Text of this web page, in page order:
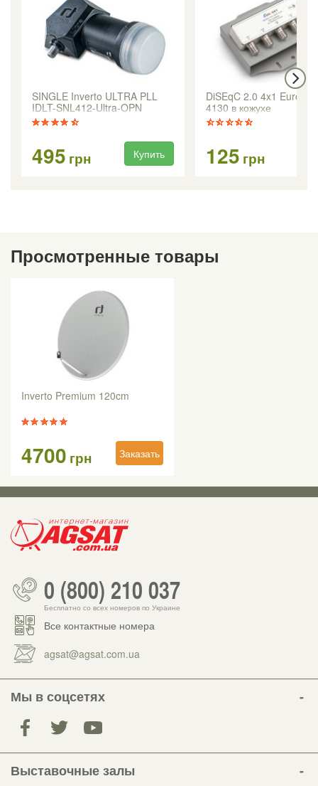
SINGLE Inverto ULTRA PLL
IDLT-SNL412-Ultra-OPN
495 грн Купить
DiSEqC 2.0 4x1
4130 в кожухе
125 грн
Просмотренные товары
Inverto Premium 120cm
4700 грн Заказать
0 (800) 210 037
Бесплатно со всех номеров по Украине
Все контактные номера
agsat@agsat.com.ua
Мы в соцсетях
Выставочные залы